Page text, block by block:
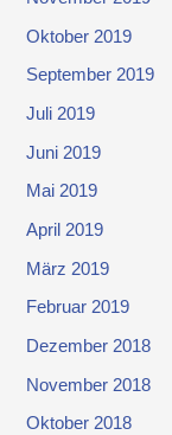
Oktober 2019
September 2019
Juli 2019
Juni 2019
Mai 2019
April 2019
März 2019
Februar 2019
Dezember 2018
November 2018
Oktober 2018